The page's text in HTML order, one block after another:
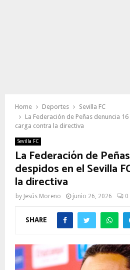
Home Deportes
Sevilla FC
La Federación de Peñas denuncia
carga contra la directiva
Sevilla FC
La Federación de
despidos en el Sevilla
la directiva
by Jesús Moreno junio 26, 2026 0
SHARE